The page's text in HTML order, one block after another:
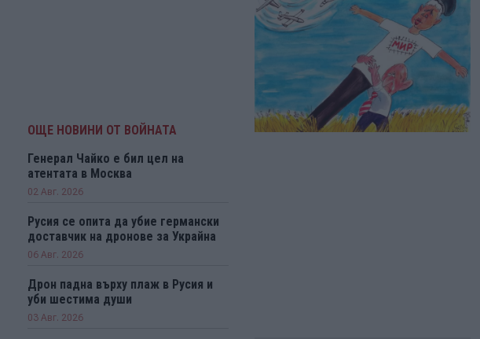
ОЩЕ НОВИНИ ОТ ВОЙНАТА
Генерал Чайко е бил цел на
атентата в Москва
02 Авг. 2026
Русия се опита да убие германски
доставчик на дронове за Украйна
06 Авг. 2026
Дрон падна върху плаж в Русия и
уби шестима души
03 Авг. 2026